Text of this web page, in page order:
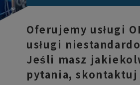
Oferujemy usługi
usługi
Jeśli masz
pytania, skontaktuj